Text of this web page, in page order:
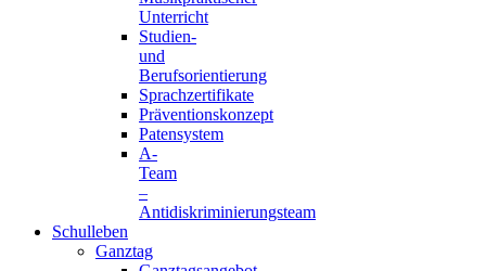
Unterricht
Studien-
und
Berufsorientierung
Sprachzertifikate
Präventionskonzept
Patensystem
A-
Team
–
Antidiskriminierungsteam
Schulleben
Ganztag